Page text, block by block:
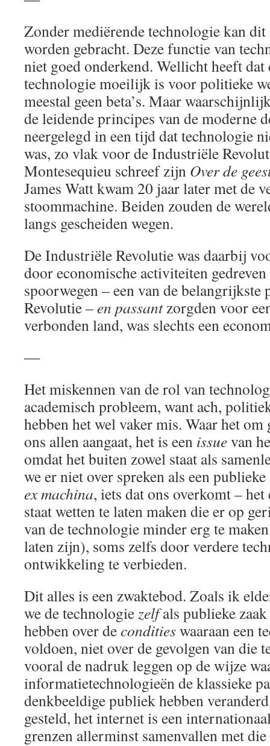
Zonder mediërende technologie kan
worden gebracht. Deze functie van
niet goed onderkend. Wellicht heeft dat
technologie moeilijk is voor politieke
meestal geen beta’s. Maar
de leidende principes van de moderne
neergelegd in een tijd dat technologie
was, zo vlak voor de Industriële
Montesequieu schreef zijn Over de
James Watt kwam 20 jaar later met de
stoommachine. Beiden zouden de
langs gescheiden wegen.
De Industriële Revolutie was daarbij
door economische activiteiten
spoorwegen – een van de belangrijkste
Revolutie –en passantzorgden voor
verbonden land, was slechts een
―
Het miskennen van de rol van
academisch probleem, want ach,
hebben het wel vaker mis. Waar het
ons allen aangaat, het is een issuevan
omdat het buiten zowel staat als
we er niet over spreken als een
ex machina, iets dat ons overkomt –
staat wetten te laten maken die er op
van de technologie minder erg te
laten zijn), soms zelfs door verdere
ontwikkeling te verbieden.
Dit alles is een zwaktebod. Zoals ik
we de technologiezelfals publieke zaak
hebben over deconditieswaaraan een
voldoen, niet over de gevolgen van
vooral de nadruk leggen op de wijze
informatietechnologieën de klassieke
denkbeeldige publiek hebben
gesteld, het internet is een
grenzen allerminst samenvallen met